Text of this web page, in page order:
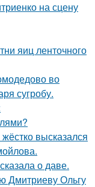
на сцену
яиц ленточного
во
сугробу.
высказался
о даве.
Дмитриеву Ольгу